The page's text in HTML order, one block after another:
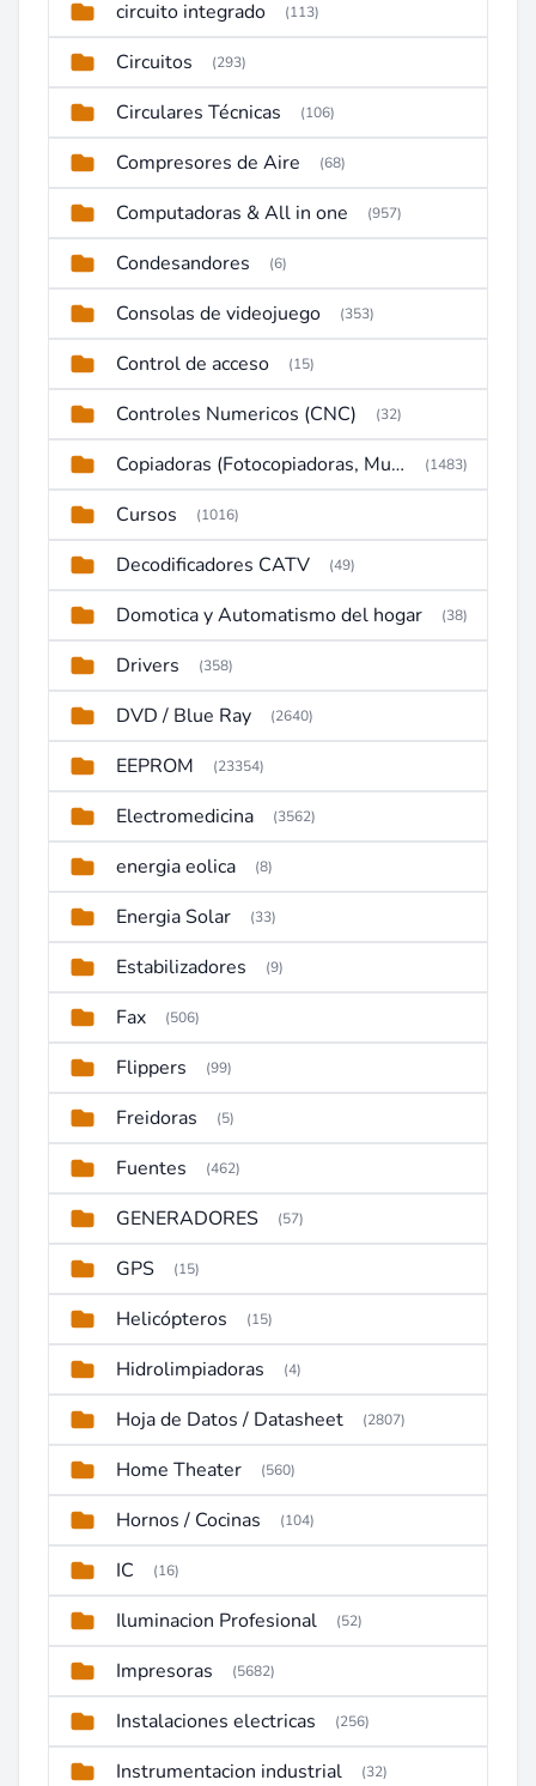
circuito integrado (113)
Circuitos (293)
Circulares Técnicas (106)
Compresores de Aire (68)
Computadoras & All in one (957)
Condesandores (6)
Consolas de videojuego (353)
Control de acceso (15)
Controles Numericos (CNC) (32)
Copiadoras (Fotocopiadoras, Multifunctions, Ploter, etc) (1483)
Cursos (1016)
Decodificadores CATV (49)
Domotica y Automatismo del hogar (38)
Drivers (358)
DVD / Blue Ray (2640)
EEPROM (23354)
Electromedicina (3562)
energia eolica (8)
Energia Solar (33)
Estabilizadores (9)
Fax (506)
Flippers (99)
Freidoras (5)
Fuentes (462)
GENERADORES (57)
GPS (15)
Helicópteros (15)
Hidrolimpiadoras (4)
Hoja de Datos / Datasheet (2807)
Home Theater (560)
Hornos / Cocinas (104)
IC (16)
Iluminacion Profesional (52)
Impresoras (5682)
Instalaciones electricas (256)
Instrumentacion industrial (32)